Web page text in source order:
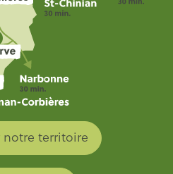
notre territoire